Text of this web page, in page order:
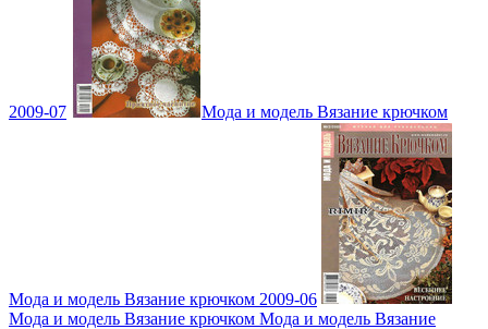
2009-07 Мода и модель Вязание крючком
Мода и модель Вязание крючком 2009-06
Мода и модель Вязание крючком Мода и модель Вязание